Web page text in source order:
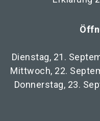
Dienstag, 21.
Mittwoch, 22.
Donnerstag, 23.